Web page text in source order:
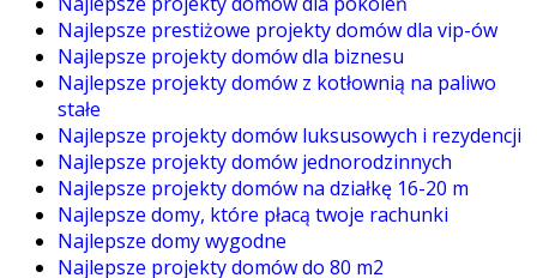
Najlepsze prestiżowe projekty domów dla vip-ów
Najlepsze projekty domów dla biznesu
Najlepsze projekty domów z kotłownią na paliwo
stałe
Najlepsze projekty domów luksusowych i rezydencji
Najlepsze projekty domów jednorodzinnych
Najlepsze projekty domów na działkę 16-20 m
Najlepsze domy, które płacą twoje rachunki
Najlepsze domy wygodne
Najlepsze projekty domów do 80 m2